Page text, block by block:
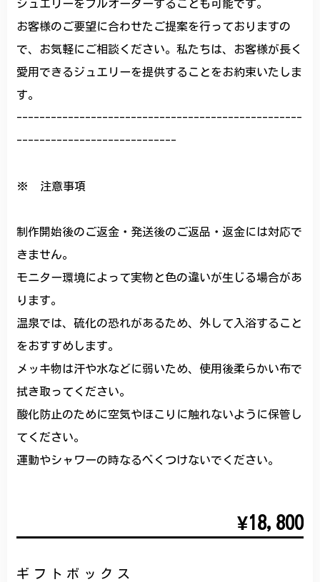
ジュエリーをフルオーダーすることも可能です。
お客様のご要望に合わせたご提案を行っておりますの
で、お気軽にご相談ください。私たちは、お客様が長く
愛用できるジュエリーを提供することをお約束いたしま
す。
--------------------------------------------------
----------------------------
※ 注意事項
制作開始後のご返金・発送後のご返品・返金には対応で
きません。
モニター環境によって実物と色の違いが生じる場合があ
ります。
温泉では、硫化の恐れがあるため、外して入浴すること
をおすすめします。
メッキ物は汗や水などに弱いため、使用後柔らかい布で
拭き取ってください。
酸化防止のために空気やほこりに触れないように保管し
てください。
運動やシャワーの時なるべくつけないでください。
¥18,800
ギフトボックス